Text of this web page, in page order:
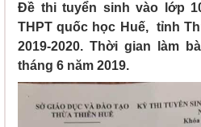
Đề thi tuyển sinh vào lớp
THPT quốc học Huế, tỉnh
2019-2020. Thời gian làm
tháng 6 năm 2019.